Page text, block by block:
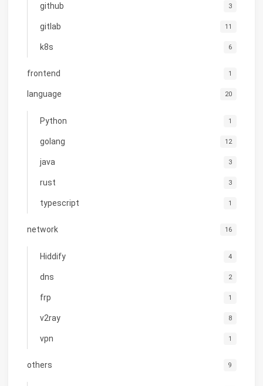
github 3
gitlab 11
k8s 6
frontend 1
language 20
Python 1
golang 12
java 3
rust 3
typescript 1
network 16
Hiddify 4
dns 2
frp 1
v2ray 8
vpn 1
others 9